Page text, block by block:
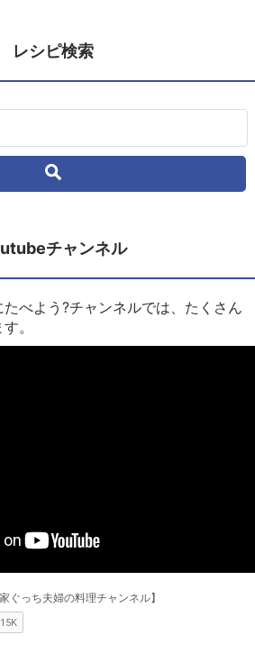
レシピ検索
チャンネル
べよう?チャンネルでは、たくさん
。